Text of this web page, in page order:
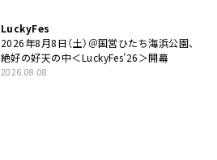
LuckyFes
2026年8月8日（土）＠国営ひたち海浜公園、
絶好の好天の中＜LuckyFes’26＞開幕
2026.08.08